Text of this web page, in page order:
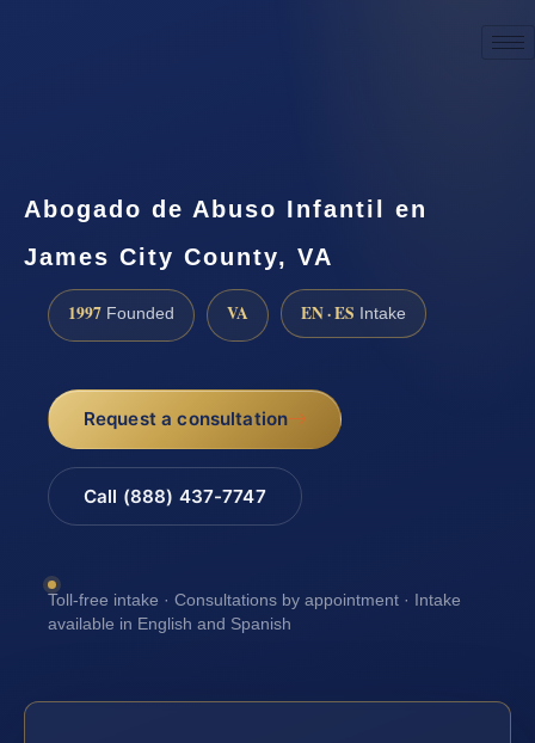
Abogado de Abuso Infantil en
James City County, VA
1997 Founded VA EN · ES Intake
Request a consultation
Call (888) 437-7747
Toll-free intake · Consultations by appointment · Intake
available in English and Spanish